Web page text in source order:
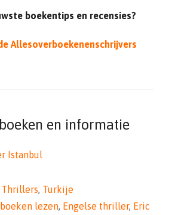
boekentips en recensies?
Allesoverboekenenschrijvers
en informatie
Istanbul
Thrillers, Turkije
boeken lezen, Engelse thriller, Eric